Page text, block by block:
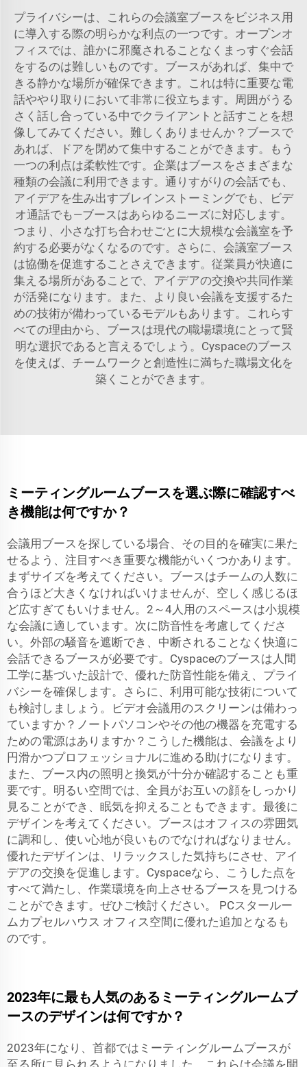
プライバシーは、これらの会議室ブースをビジネス用
に導入する際の明らかな利点の一つです。オープンオ
フィスでは、誰かに邪魔されることなくまっすぐ会話
をするのは難しいものです。ブースがあれば、集中で
きる静かな場所が確保できます。これは特に重要な電
話ややり取りにおいて非常に役立ちます。周囲がうる
さく話し合っている中でクライアントと話すことを想
像してみてください。難しくありませんか？ブースで
あれば、ドアを閉めて集中することができます。もう
一つの利点は柔軟性です。企業はブースをさまざまな
種類の会議に利用できます。通りすがりの会話でも、
アイデアを生み出すブレインストーミングでも、ビデ
オ通話でも—ブースはあらゆるニーズに対応します。
つまり、小さな打ち合わせごとに大規模な会議室を予
約する必要がなくなるのです。さらに、会議室ブース
は協働を促進することさえできます。従業員が快適に
集える場所があることで、アイデアの交換や共同作業
が活発になります。また、より良い会議を支援するた
めの技術が備わっているモデルもあります。これらす
べての理由から、ブースは現代の職場環境にとって賢
明な選択であると言えるでしょう。Cyspaceのブース
を使えば、チームワークと創造性に満ちた職場文化を
築くことができます。
ミーティングルームブースを選ぶ際に確認すべ
き機能は何ですか？
会議用ブースを探している場合、その目的を確実に果た
せるよう、注目すべき重要な機能がいくつかあります。
まずサイズを考えてください。ブースはチームの人数に
合うほど大きくなければいけませんが、空しく感じるほ
ど広すぎてもいけません。2～4人用のスペースは小規模
な会議に適しています。次に防音性を考慮してくださ
い。外部の騒音を遮断でき、中断されることなく快適に
会話できるブースが必要です。Cyspaceのブースは人間
工学に基づいた設計で、優れた防音性能を備え、プライ
バシーを確保します。さらに、利用可能な技術について
も検討しましょう。ビデオ会議用のスクリーンは備わっ
ていますか？ノートパソコンやその他の機器を充電する
ための電源はありますか？こうした機能は、会議をより
円滑かつプロフェッショナルに進める助けになります。
また、ブース内の照明と換気が十分か確認することも重
要です。明るい空間では、全員がお互いの顔をしっかり
見ることができ、眠気を抑えることもできます。最後に
デザインを考えてください。ブースはオフィスの雰囲気
に調和し、使い心地が良いものでなければなりません。
優れたデザインは、リラックスした気持ちにさせ、アイ
デアの交換を促進します。Cyspaceなら、こうした点を
すべて満たし、作業環境を向上させるブースを見つける
ことができます。ぜひご検討ください。 PCスタールー
ムカプセルハウス オフィス空間に優れた追加となるも
のです。
2023年に最も人気のあるミーティングルームブ
ースのデザインは何ですか？
2023年になり、首都ではミーティングルームブースが
至る所に見られるようになりました。これらは会議を開